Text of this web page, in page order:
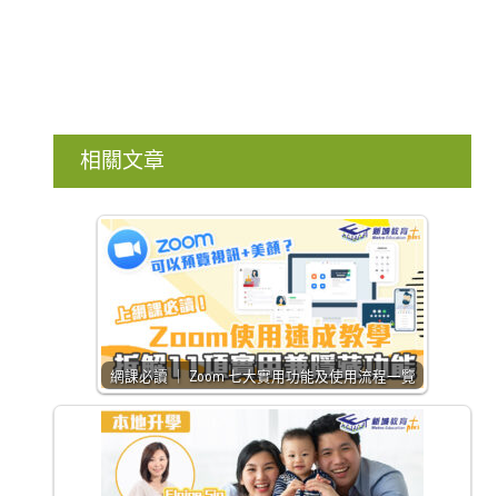
相關文章
網課必讀 ｜ Zoom 七大實用功能及使用流程一覽